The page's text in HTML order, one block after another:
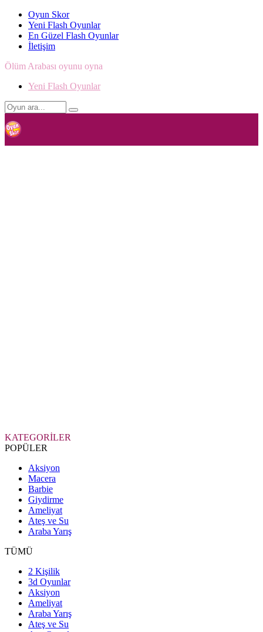
Oyun Skor
Yeni Flash Oyunlar
En Güzel Flash Oyunlar
İletişim
Ölüm Arabası oyunu oyna
Yeni Flash Oyunlar
KATEGORİLER
POPÜLER
Aksiyon
Macera
Barbie
Giydirme
Ameliyat
Ateş ve Su
Araba Yarış
TÜMÜ
2 Kişilik
3d Oyunlar
Aksiyon
Ameliyat
Araba Yarış
Ateş ve Su